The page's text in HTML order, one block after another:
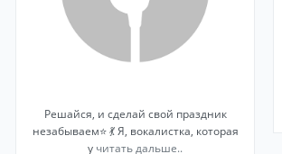
Решайся, и сделай свой праздник
незабываем⭐ 💃 Я, вокалистка, которая
у читать дальше..